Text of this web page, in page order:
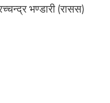
भण्डारी (रासस)